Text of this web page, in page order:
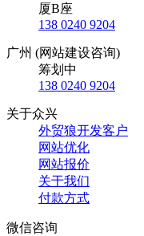
厦B座
138 0240 9204
广州 (网站建设咨询)
筹划中
138 0240 9204
关于众兴
外贸狼开发客户
网站优化
网站报价
关于我们
付款方式
微信咨询